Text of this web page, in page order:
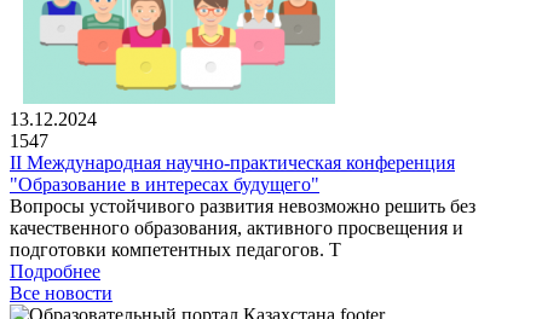
13.12.2024
1547
II Международная научно-практическая конференция
"Образование в интересах будущего"
Вопросы устойчивого развития невозможно решить без
качественного образования, активного просвещения и
подготовки компетентных педагогов. Т
Подробнее
Все новости